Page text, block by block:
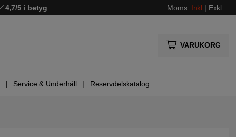
4,7/5 i betyg Moms: Inkl | Exkl
VARUKORG
Service & Underhåll Reservdelskatalog